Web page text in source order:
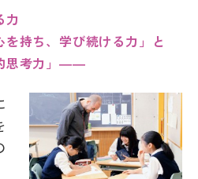
力
持ち、学び続ける力」と
思考力」――